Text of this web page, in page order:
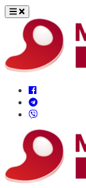
Перейти
вмісту